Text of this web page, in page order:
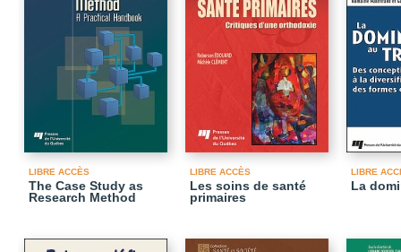
LIBRE ACCÈS
The Case Study as
Research Method
LIBRE ACCÈS
Les soins de santé
primaires
LIBRE
La